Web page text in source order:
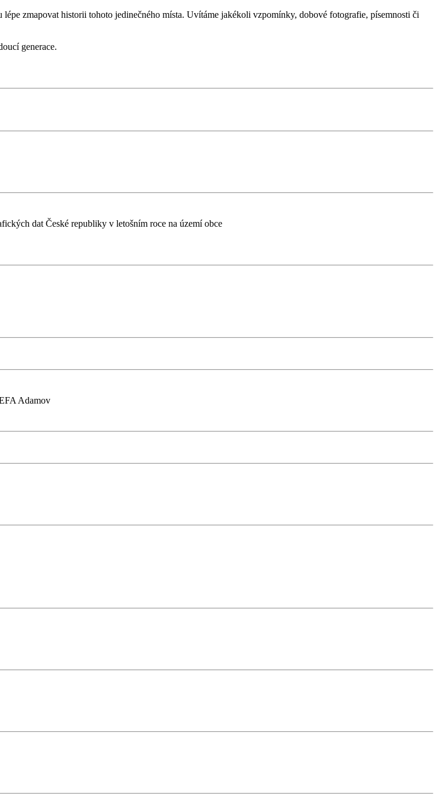
zmapovat historii tohoto jedinečného místa. Uvítáme jakékoli vzpomínky, dobové fotografie, písemnosti či
generace.
dat České republiky v letošním roce na území obce
Adamov